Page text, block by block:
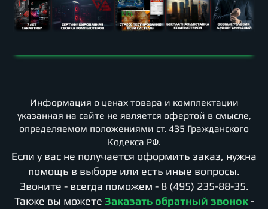
Информация о ценах товара и комплектации
указанная на сайте не является офертой в смысле,
определяемом положениями ст. 435 Гражданского
Кодекса РФ.
Если у вас не получается оформить заказ, нужна
помощь в выборе или есть иные вопросы.
Звоните - всегда поможем - 8 (495) 235-88-35.
Также вы можете Заказать обратный звонок -